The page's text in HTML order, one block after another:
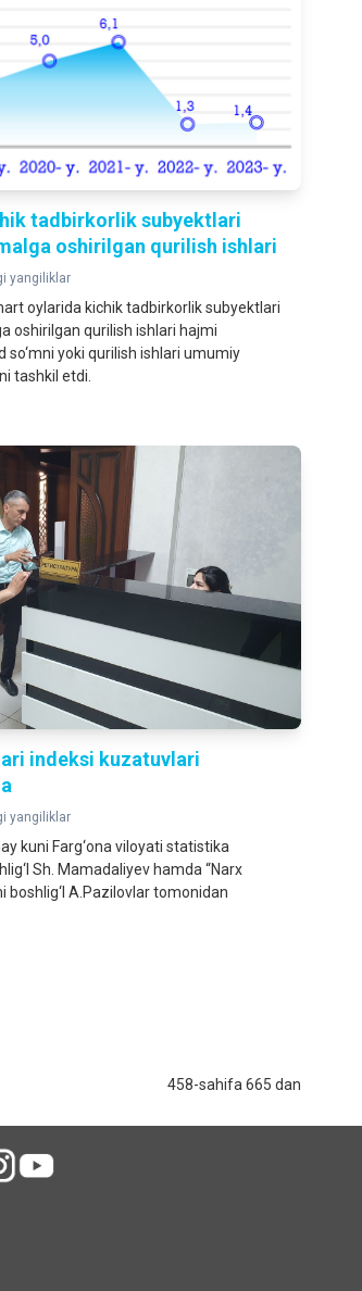
tadbirkorlik subyektlari
oshirilgan qurilish ishlari
yangiliklar
oylarida kichik tadbirkorlik subyektlari
oshirilgan qurilish ishlari hajmi
so‘mni yoki qurilish ishlari umumiy
tashkil etdi.
indeksi kuzatuvlari
yangiliklar
kuni Farg‘ona viloyati statistika
Sh. Mamadaliyev hamda “Narx
boshlig‘I A.Pazilovlar tomonidan
458-sahifa 665 dan